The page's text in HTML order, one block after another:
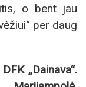
o bent jau
per daug
„Dainava“.